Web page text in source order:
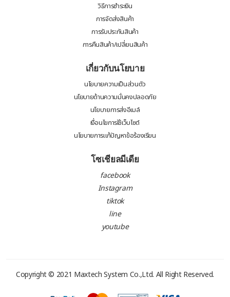
วิธีการชำระเงิน
การจัดส่งสินค้า
การรับประกันสินค้า
การคืนสินค้า/เปลี่ยนสินค้า
เกี่ยวกับนโยบาย
นโยบายความเป็นส่วนตัว
นโยบายด้านความมั่นคงปลอดภัย
นโยบายการส่งอีเมล์
เงื่อนไขการใช้เว็บไซต์
นโยบายการแก้ปัญหาข้อร้องเรียน
โซเชียลมีเดีย
facebook
Instagram
tiktok
line
youtube
Copyright © 2021 Maxtech System Co.,Ltd. All Right Reserved.